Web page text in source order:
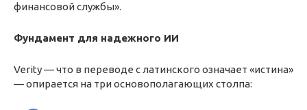
финансовой службы».
Фундамент для надежного ИИ
Verity — что в переводе с латинского означает «истина»
— опирается на три основополагающих столпа: